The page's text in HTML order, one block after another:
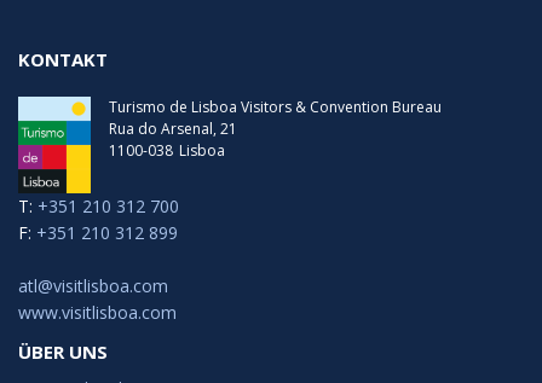
KONTAKT
Turismo de Lisboa Visitors & Convention Bureau
Rua do Arsenal, 21
1100-038 Lisboa
T: +351 210 312 700
F: +351 210 312 899
atl@visitlisboa.com
www.visitlisboa.com
ÜBER UNS